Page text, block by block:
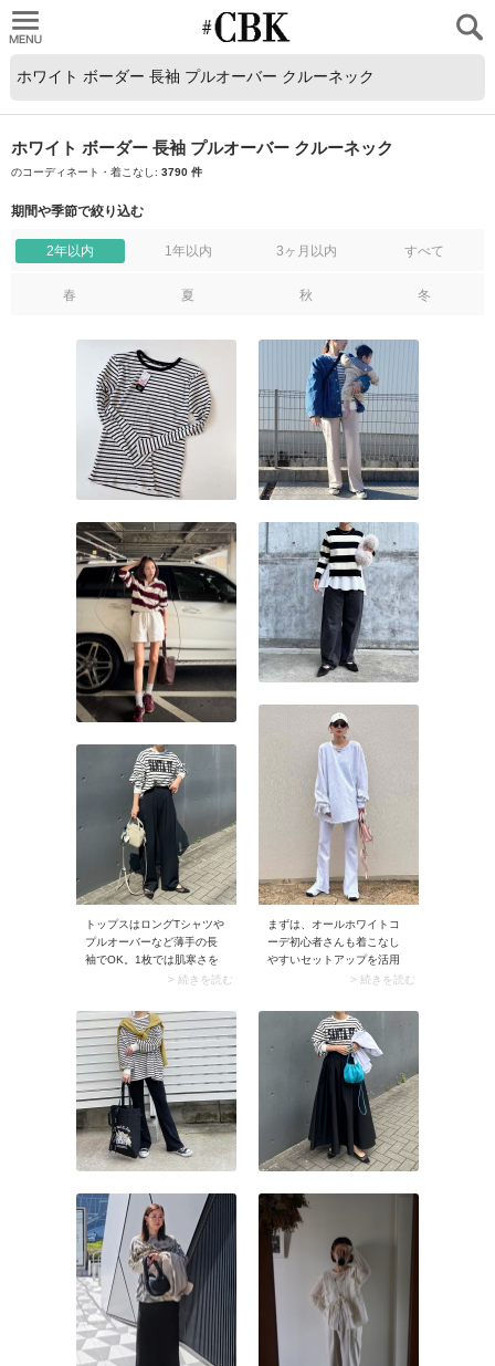
ホワイト ボーダー 長袖 プルオーバー クルーネック
のコーディネート・着こなし: 3790 件
期間や季節で絞り込む
2年以内 1年以内 3ヶ月以内 すべて
春 夏 秋 冬
まずは、オールホワイトコ
ーデ初心者さんも着こなし
やすいセットアップを活用
したスタイリングをご紹
るセットアップを使えば、
誰でもおしゃれな着こなし
がカンタンに実現します！
このとき、コーデの爽やか
さをアップしてくれるシル
バーアクセサリーや、さり
げなくアクセントになるパ
ステルカラー小物を添える
のが40代におすすめです。
> 続きを読む
トップスはロングTシャツや
プルオーバーなど薄手の長
袖でOK。1枚では肌寒さを
感じそうですが、盛り上が
ぴったり。ゆったりとした
シルエットで取り入れる
と、動きやすくてカジュア
ルなコーデに仕上がりま
す。
> 続きを読む